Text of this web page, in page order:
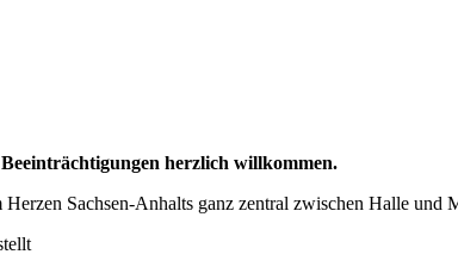
herzlich willkommen.
Sachsen-Anhalts ganz zentral zwischen Halle und